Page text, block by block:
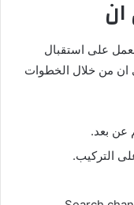
على استقبال
ان من خلال الخطوات
التركيب.